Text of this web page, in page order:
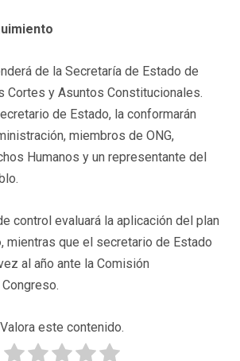
de la Secretaría de Estado de
Cortes y Asuntos Constitucionales.
de Estado, la conformarán
miembros de ONG,
Humanos y un representante del
control evaluará la aplicación del plan
, mientras que el secretario de Estado
al año ante la Comisión
Valora este contenido.